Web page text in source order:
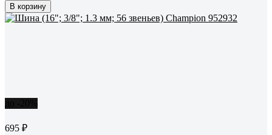
В корзину
695 ₽